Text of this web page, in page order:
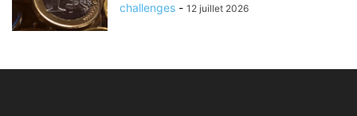
challenges - 12 juillet 2026